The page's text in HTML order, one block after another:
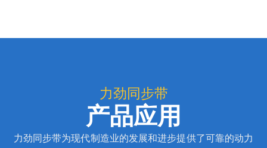
力劲同步带
产品应用
力劲同步带为现代制造业的发展和进步提供了可靠的动力